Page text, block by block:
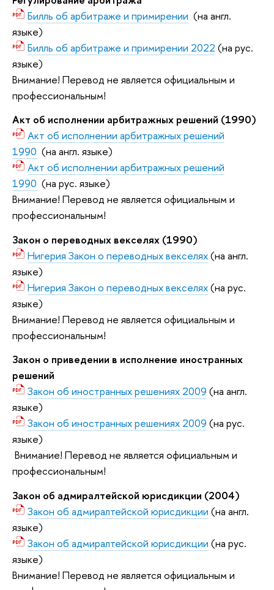
Билль об арбитраже и примирении (на англ.
языке)
Билль об арбитраже и примирении 2022 (на рус.
языке)
Внимание! Перевод не является официальным и
профессиональным!
Акт об исполнении арбитражных решений (1990)
Акт об исполнении арбитражных решений
1990 (на англ. языке)
Акт об исполнении арбитражных решений
1990 (на рус. языке)
Внимание! Перевод не является официальным и
профессиональным!
Закон о переводных векселях (1990)
Нигерия Закон о переводных векселях(на англ.
языке)
Нигерия Закон о переводных векселях(на рус.
языке)
Внимание! Перевод не является официальным и
профессиональным!
Закон о приведении в исполнение иностранных
решений
Закон об иностранных решениях 2009 (на англ.
языке)
Закон об иностранных решениях 2009 (на рус.
языке)
Внимание! Перевод не является официальным и
профессиональным!
Закон об адмиралтейской юрисдикции (2004)
Закон об адмиралтейской юрисдикции (на англ.
языке)
Закон об адмиралтейской юрисдикции (на рус.
языке)
Внимание! Перевод не является официальным и